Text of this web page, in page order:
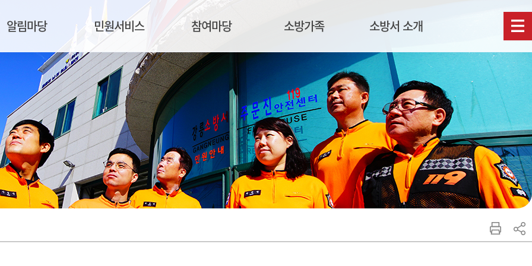
알림마당 민원서비스 참여마당 소방가족 소방서 소개